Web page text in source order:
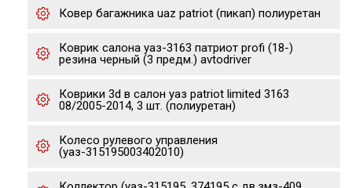
Ковер багажника uaz patriot (пикап) полиуретан
Коврик салона уаз-3163 патриот profi (18-)
резина черный (3 предм.) avtodriver
Коврики 3d в салон уаз patriot limited 3163
08/2005-2014, 3 шт. (полиуретан)
Колесо рулевого управления
(уаз-315195003402010)